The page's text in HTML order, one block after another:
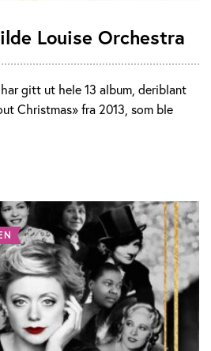
Louise Orchestra
gitt ut hele 13 album, deriblant
Christmas» fra 2013, som ble